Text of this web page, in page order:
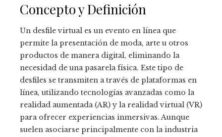
Concepto y Definición
Un desfile virtual es un evento en línea que
permite la presentación de moda, arte u otros
productos de manera digital, eliminando la
necesidad de una pasarela física. Este tipo de
desfiles se transmiten a través de plataformas en
línea, utilizando tecnologías avanzadas como la
realidad aumentada (AR) y la realidad virtual (VR)
para ofrecer experiencias inmersivas. Aunque
suelen asociarse principalmente con la industria